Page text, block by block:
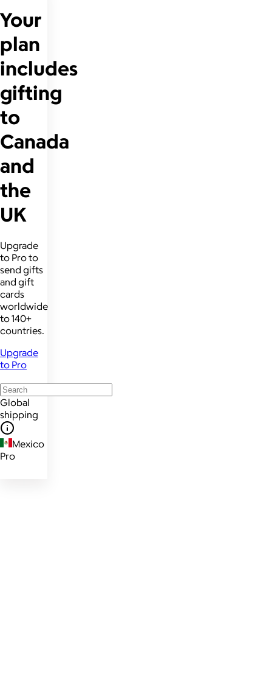
Your
plan
includes
gifting
to
Canada
and
the
UK
Upgrade
to Pro to
send gifts
and gift
cards
worldwide
to 140+
countries.
Upgrade
to Pro
Global
shipping
Mexico
Pro